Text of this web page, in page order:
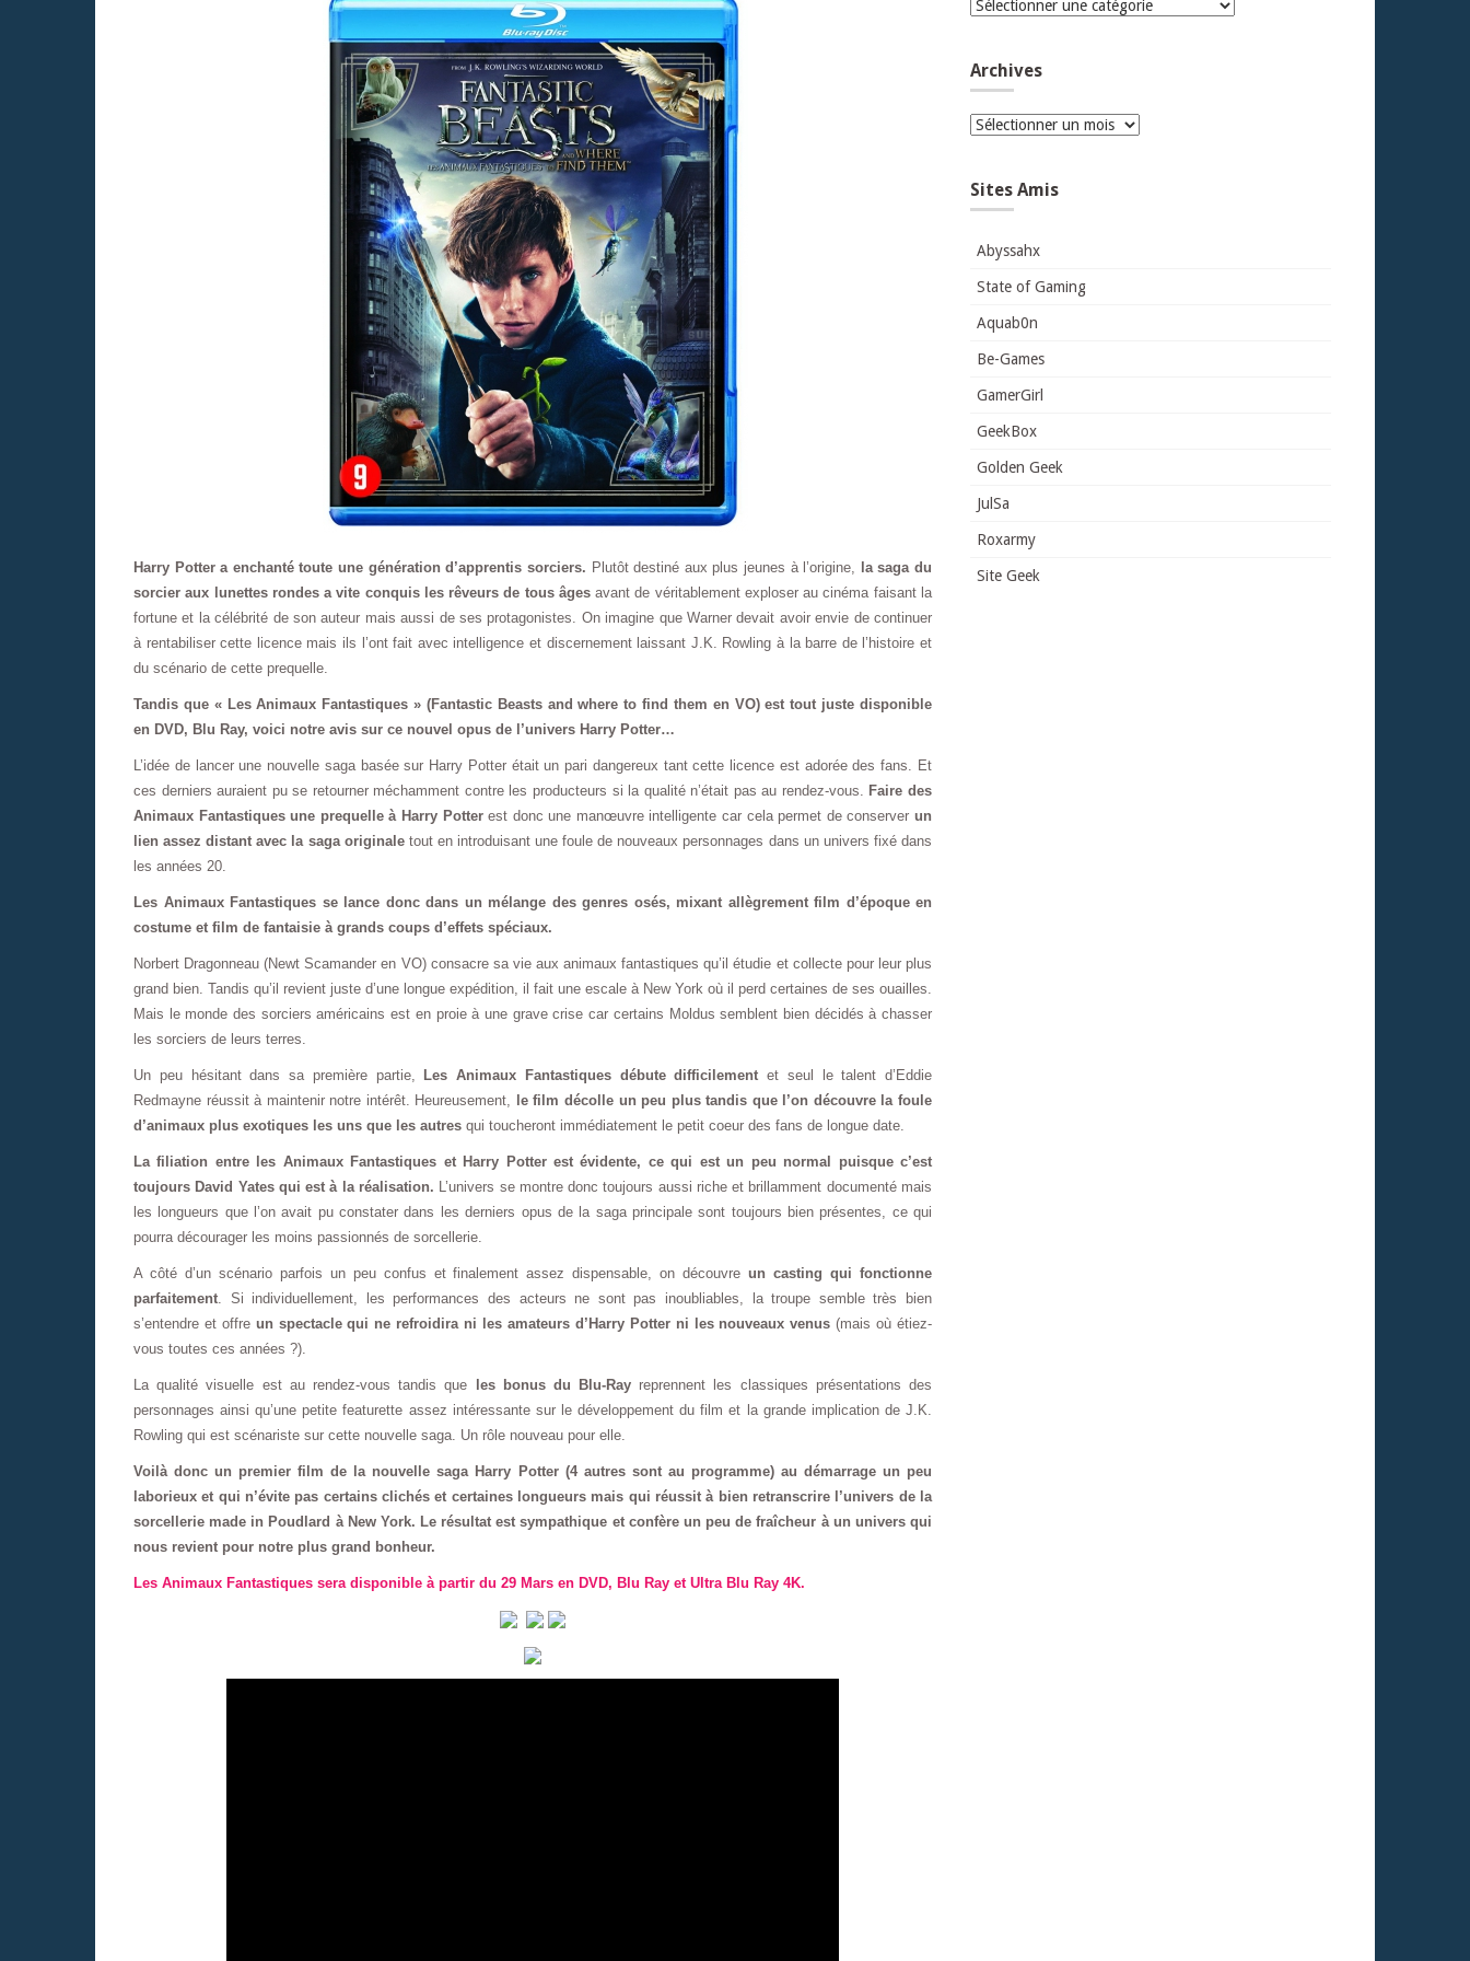
Harry Potter a enchanté toute une génération d’apprentis sorciers. Plutôt destiné aux plus jeunes à l’origine,
la saga du
sorcier aux lunettes rondes a vite conquis les rêveurs de tous âgesavant de véritablement exploser au cinéma faisant la
fortune et la célébrité de son auteur mais aussi de ses protagonistes. On imagine que Warner devait avoir envie de continuer
à rentabiliser cette licence mais ils l’ont fait avec intelligence et discernement laissant J.K. Rowling à la barre de l’histoire et
du scénario de cette prequelle.
Tandis que « Les Animaux Fantastiques » (Fantastic Beasts and where to find them en VO) est tout juste disponible
en DVD, Blu Ray, voici notre avis sur ce nouvel opus de l’univers Harry Potter…
L’idée de lancer une nouvelle saga basée sur Harry Potter était un pari dangereux tant cette licence est adorée des fans. Et
ces derniers auraient pu se retourner méchamment contre les producteurs si la qualité n’était pas au rendez-vous. Faire des
Animaux Fantastiques une prequelle à Harry Potterest donc une manœuvre intelligente car cela permet de conserverun
lien assez distant avec la saga originaletout en introduisant une foule de nouveaux personnages dans un univers fixé dans
les années 20.
Les Animaux Fantastiques se lance donc dans un mélange des genres osés, mixant allègrement film d’époque en
costume et film de fantaisie à grands coups d’effets spéciaux.
Norbert Dragonneau (Newt Scamander en VO) consacre sa vie aux animaux fantastiques qu’il étudie et collecte pour leur plus
grand bien. Tandis qu’il revient juste d’une longue expédition, il fait une escale à New York où il perd certaines de ses ouailles.
Mais le monde des sorciers américains est en proie à une grave crise car certains Moldus semblent bien décidés à chasser
les sorciers de leurs terres.
Un peu hésitant dans sa première partie, Les Animaux Fantastiques débute difficilement et seul le talent d’Eddie
Redmayne réussit à maintenir notre intérêt. Heureusement, le film décolle un peu plus tandis que l’on découvre la foule
d’animaux plus exotiques les uns que les autres qui toucheront immédiatement le petit coeur des fans de longue date.
La filiation entre les Animaux Fantastiques et Harry Potter est évidente, ce qui est un peu normal puisque c’est
toujours David Yates qui est à la réalisation. L’univers se montre donc toujours aussi riche et brillamment documenté mais
les longueurs que l’on avait pu constater dans les derniers opus de la saga principale sont toujours bien présentes, ce qui
pourra décourager les moins passionnés de sorcellerie.
A côté d’un scénario parfois un peu confus et finalement assez dispensable, on découvreun casting qui fonctionne
parfaitement . Si individuellement, les performances des acteurs ne sont pas inoubliables, la troupe semble très bien
s’entendre et offre un spectacle qui ne refroidira ni les amateurs d’Harry Potter ni les nouveaux venus (mais où étiez-
vous toutes ces années ?).
La qualité visuelle est au rendez-vous tandis que les bonus du Blu-Ray reprennent les classiques présentations des
personnages ainsi qu’une petite featurette assez intéressante sur le développement du film et la grande implication de J.K.
Rowling qui est scénariste sur cette nouvelle saga. Un rôle nouveau pour elle.
Voilà donc un premier film de la nouvelle saga Harry Potter (4 autres sont au programme) au démarrage un peu
laborieux et qui n’évite pas certains clichés et certaines longueurs mais qui réussit à bien retranscrire l’univers de la
sorcellerie made in Poudlard à New York. Le résultat est sympathique et confère un peu de fraîcheur à un univers qui
nous revient pour notre plus grand bonheur.
Les Animaux Fantastiques sera disponible à partir du 29 Mars en DVD, Blu Ray et Ultra Blu Ray 4K.
Catégories
Archives
Archives
Sites Amis
Abyssahx
State of Gaming
Aquab0n
Be-Games
GamerGirl
GeekBox
Golden Geek
JulSa
Roxarmy
Site Geek